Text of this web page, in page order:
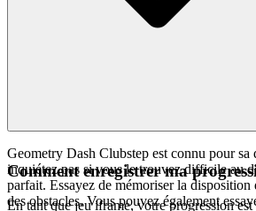
Geometry Dash Clubstep est connu pour
inquiétez pas si vous le trouvez difficile au
parfait. Essayez de mémoriser la
des obstacles. Vous pouvez également
Comment enregistrer ma
En tant que jeu iframe, votre progression est